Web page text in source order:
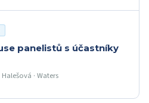
panelistů s účastníky
· Waters